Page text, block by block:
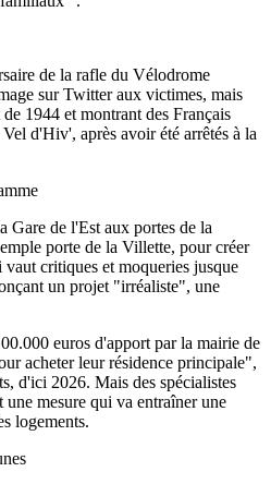
de la rafle du Vélodrome
sur Twitter aux victimes, mais
1944 et montrant des Français
d'Hiv', après avoir été arrêtés à la
Gare de l'Est aux portes de la
porte de la Villette, pour créer
critiques et moqueries jusque
un projet "irréaliste", une
euros d'apport par la mairie de
acheter leur résidence principale",
d'ici 2026. Mais des spécialistes
mesure qui va entraîner une
logements.